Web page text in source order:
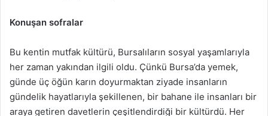
Konuşan sofralar
Bu kentin mutfak kültürü, Bursalıların sosyal yaşamlarıyla
her zaman yakından ilgili oldu. Çünkü Bursa’da yemek,
günde üç öğün karın doyurmaktan ziyade insanların
gündelik hayatlarıyla şekillenen, bir bahane ile insanları bir
araya getiren davetlerin çeşitlendirdiği bir kültürdü. Her